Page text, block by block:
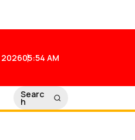
202605:54 AM
Searc
h